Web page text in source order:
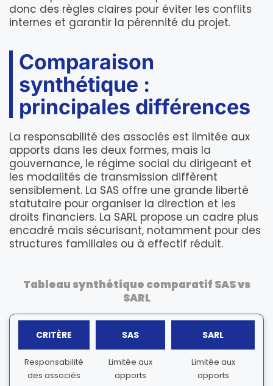
donc des règles claires pour éviter les conflits
internes et garantir la pérennité du projet.
Comparaison
synthétique :
principales différences
La responsabilité des associés est limitée aux
apports dans les deux formes, mais la
gouvernance, le régime social du dirigeant et
les modalités de transmission diffèrent
sensiblement. La SAS offre une grande liberté
statutaire pour organiser la direction et les
droits financiers. La SARL propose un cadre plus
encadré mais sécurisant, notamment pour des
structures familiales ou à effectif réduit.
Tableau synthétique comparatif SAS vs
SARL
CRITÈRE SAS SARL
Responsabilité
des associés
Limitée aux
apports
Limitée aux
apports